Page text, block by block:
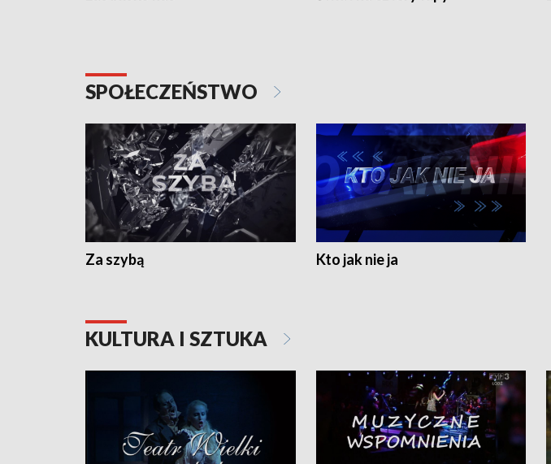
SPOŁECZEŃSTWO
Za szybą Kto jak nie ja
KULTURA I SZTUKA